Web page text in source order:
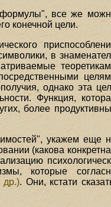
формулы", все же
конечной цели.
в
однако эта
Функция,
более
укажем еще
(какова
которые
др.). Они, кстати